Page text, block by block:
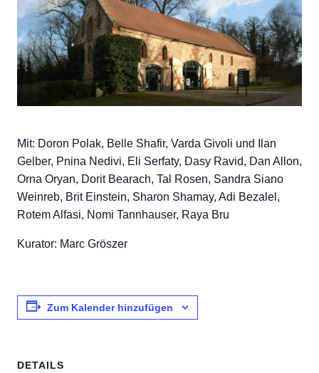
Mit: Doron Polak, Belle Shafir, Varda Givoli und Ilan
Gelber, Pnina Nedivi, Eli Serfaty, Dasy Ravid, Dan Allon,
Orna Oryan, Dorit Bearach, Tal Rosen, Sandra Siano
Weinreb, Brit Einstein, Sharon Shamay, Adi Bezalel,
Rotem Alfasi, Nomi Tannhauser, Raya Bru
Kurator: Marc Gröszer
Zum Kalender hinzufügen
DETAILS